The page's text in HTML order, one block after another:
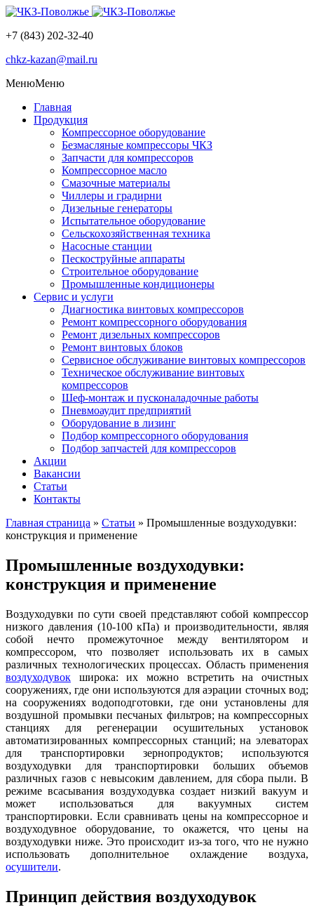
+7 (843) 202-32-40
chkz-kazan@mail.ru
МенюМеню
Главная
Продукция
Компрессорное оборудование
Безмасляные компрессоры ЧКЗ
Запчасти для компрессоров
Компрессорное масло
Смазочные материалы
Чиллеры и градирни
Дизельные генераторы
Испытательное оборудование
Сельскохозяйственная техника
Насосные станции
Пескоструйные аппараты
Строительное оборудование
Промышленные кондиционеры
Сервис и услуги
Диагностика винтовых компрессоров
Ремонт компрессорного оборудования
Ремонт дизельных компрессоров
Ремонт винтовых блоков
Сервисное обслуживание винтовых компрессоров
Техническое обслуживание винтовых
компрессоров
Шеф-монтаж и пусконаладочные работы
Пневмоаудит предприятий
Оборудование в лизинг
Подбор компрессорного оборудования
Подбор запчастей для компрессоров
Акции
Вакансии
Статьи
Контакты
Главная страница » Статьи » Промышленные воздуходувки:
конструкция и применение
Промышленные воздуходувки:
конструкция и применение
Воздуходувки по сути своей представляют собой компрессор
низкого давления (10-100 кПа) и производительности, являя
собой нечто промежуточное между вентилятором и
компрессором, что позволяет использовать их в самых
различных технологических процессах. Область применения
воздуходувок широка: их можно встретить на очистных
сооружениях, где они используются для аэрации сточных вод;
на сооружениях водоподготовки, где они установлены для
воздушной промывки песчаных фильтров; на компрессорных
станциях для регенерации осушительных установок
автоматизированных компрессорных станций; на элеваторах
для транспортировки зернопродуктов; используются
воздуходувки для транспортировки больших объемов
различных газов с невысоким давлением, для сбора пыли. В
режиме всасывания воздуходувка создает низкий вакуум и
может использоваться для вакуумных систем
транспортировки. Если сравнивать цены на компрессорное и
воздуходувное оборудование, то окажется, что цены на
воздуходувки ниже. Это происходит из-за того, что не нужно
использовать дополнительное охлаждение воздуха,
осушители.
Принцип действия воздуходувок